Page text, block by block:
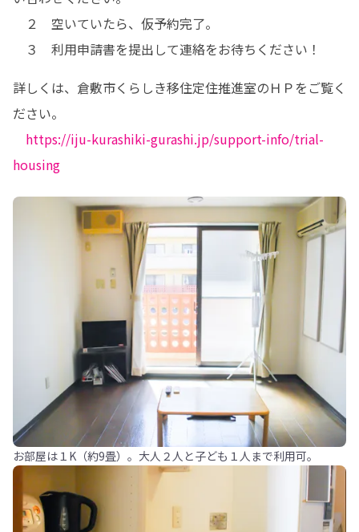
２　空いていたら、仮予約完了。
３　利用申請書を提出して連絡をお待ちください！
詳しくは、倉敷市くらしき移住定住推進室のＨＰをご覧く
ださい。
https://iju-kurashiki-gurashi.jp/support-info/trial-
housing
お部屋は１K（約9畳）。大人２人と子ども１人まで利用可。